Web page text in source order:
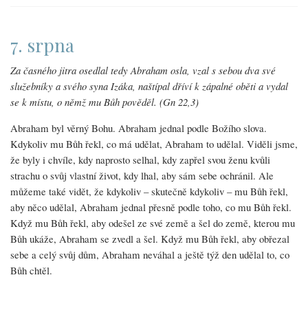
7. srpna
Za časného jitra osedlal tedy Abraham osla, vzal s sebou dva své
služebníky a svého syna Izáka, naštípal dříví k zápalné oběti a vydal
se k místu, o němž mu Bůh pověděl. (Gn 22,3)
Abraham byl věrný Bohu. Abraham jednal podle Božího slova.
Kdykoliv mu Bůh řekl, co má udělat, Abraham to udělal. Viděli jsme,
že byly i chvíle, kdy naprosto selhal, kdy zapřel svou ženu kvůli
strachu o svůj vlastní život, kdy lhal, aby sám sebe ochránil. Ale
můžeme také vidět, že kdykoliv – skutečně kdykoliv – mu Bůh řekl,
aby něco udělal, Abraham jednal přesně podle toho, co mu Bůh řekl.
Když mu Bůh řekl, aby odešel ze své země a šel do země, kterou mu
Bůh ukáže, Abraham se zvedl a šel. Když mu Bůh řekl, aby obřezal
sebe a celý svůj dům, Abraham neváhal a ještě týž den udělal to, co
Bůh chtěl.